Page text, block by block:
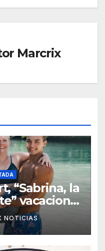
Marcrix
“Sabrina, la
vacaciona
NOTICIAS